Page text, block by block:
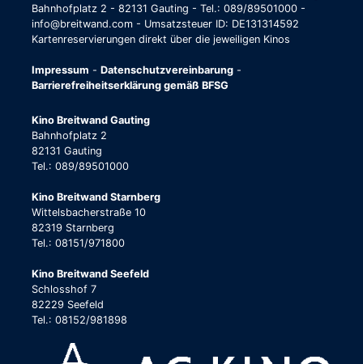
Bahnhofplatz 2 - 82131 Gauting - Tel.: 089/89501000 -
info@breitwand.com - Umsatzsteuer ID: DE131314592
Kartenreservierungen direkt über die jeweiligen Kinos
Impressum - Datenschutzvereinbarung -
Barrierefreiheitserklärung gemäß BFSG
Kino Breitwand Gauting
Bahnhofplatz 2
82131 Gauting
Tel.: 089/89501000
Kino Breitwand Starnberg
Wittelsbacherstraße 10
82319 Starnberg
Tel.: 08151/971800
Kino Breitwand Seefeld
Schlosshof 7
82229 Seefeld
Tel.: 08152/981898